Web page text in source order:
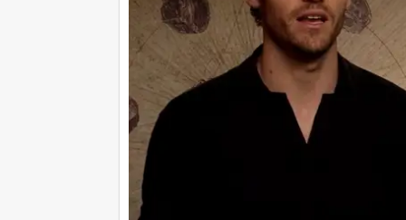
MADRID, 26 Ago. (CulturaOcio)
La segunda temporada deEl
llega a Amazon Prime Video el
primeros episodios. Los
creado por J.R.R. Tolkien,
como parte de su plan
buscar el poder y la